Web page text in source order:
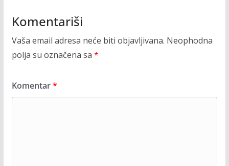
Komentariši
Vaša email adresa neće biti objavljivana. Neophodna
polja su označena sa *
Komentar*